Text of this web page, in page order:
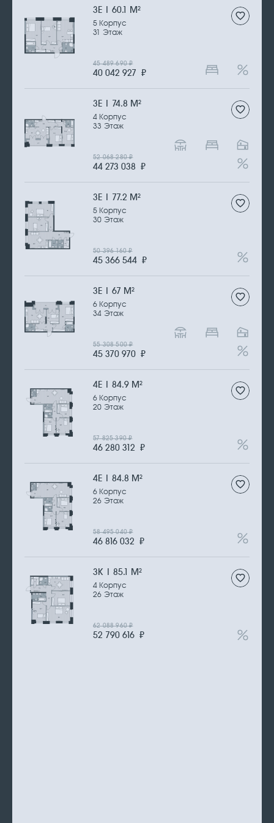
3Е | 60.1 М2
5 Корпус
31 Этаж
40 042 927 ₽
45 489 690₽
3Е | 74.8 М2
4 Корпус
33 Этаж
44 273 038 ₽
52 068 280₽
3Е | 77.2 М2
5 Корпус
30 Этаж
45 366 544 ₽
50 396 160₽
3Е | 67 М2
6 Корпус
34 Этаж
45 370 970 ₽
55 308 500₽
4Е | 84.9 М2
6 Корпус
20 Этаж
46 280 312 ₽
57 825 390₽
4Е | 84.8 М2
6 Корпус
26 Этаж
46 816 032 ₽
58 495 040₽
3К | 85.1 М2
4 Корпус
26 Этаж
52 790 616 ₽
62 088 960₽